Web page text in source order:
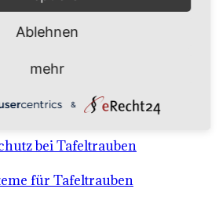
Recht
A-Z Sortenbeschreibungen
- rechtliche
bei Tafeltrauben
für Tafeltrauben
Ablehnen
mehr
&